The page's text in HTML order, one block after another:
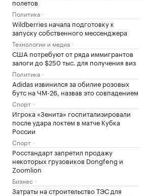
полетов
Политика
Wildberries начала подготовку к
запуску собственного мессенджера
Технологии и медиа
США потребуют от ряда иммигрантов
залоги до $250 тыс. для получения виз
Политика
Adidas извинился за обилие розовых
бутс на ЧМ-26, назвав это совпадением
Спорт
Игрока «Зенита» госпитализировали
после удара локтем в матче Кубка
России
Спорт
Росстандарт запретил продажу
некоторых грузовиков Dongfeng и
Zoomlion
Бизнес
Затраты на строительство ТЭС для